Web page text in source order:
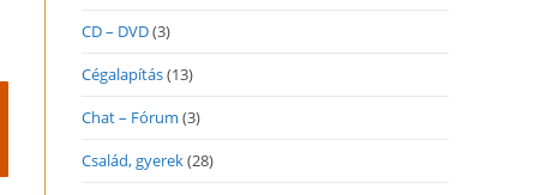
CD – DVD(3)
Cégalapítás(13)
Chat – Fórum (3)
Család, gyerek(28)